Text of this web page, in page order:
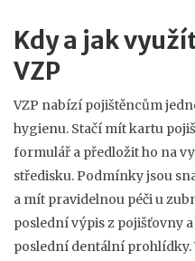
Kdy a jak
VZP
VZP nabízí pojištěncům
hygienu. Stačí mít kartu
formulář a předložit ho na
středisku. Podmínky jsou
a mít pravidelnou péči u
poslední výpis z pojišťovny
poslední dentální prohlídky.